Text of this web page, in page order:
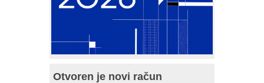
Otvoren je novi račun